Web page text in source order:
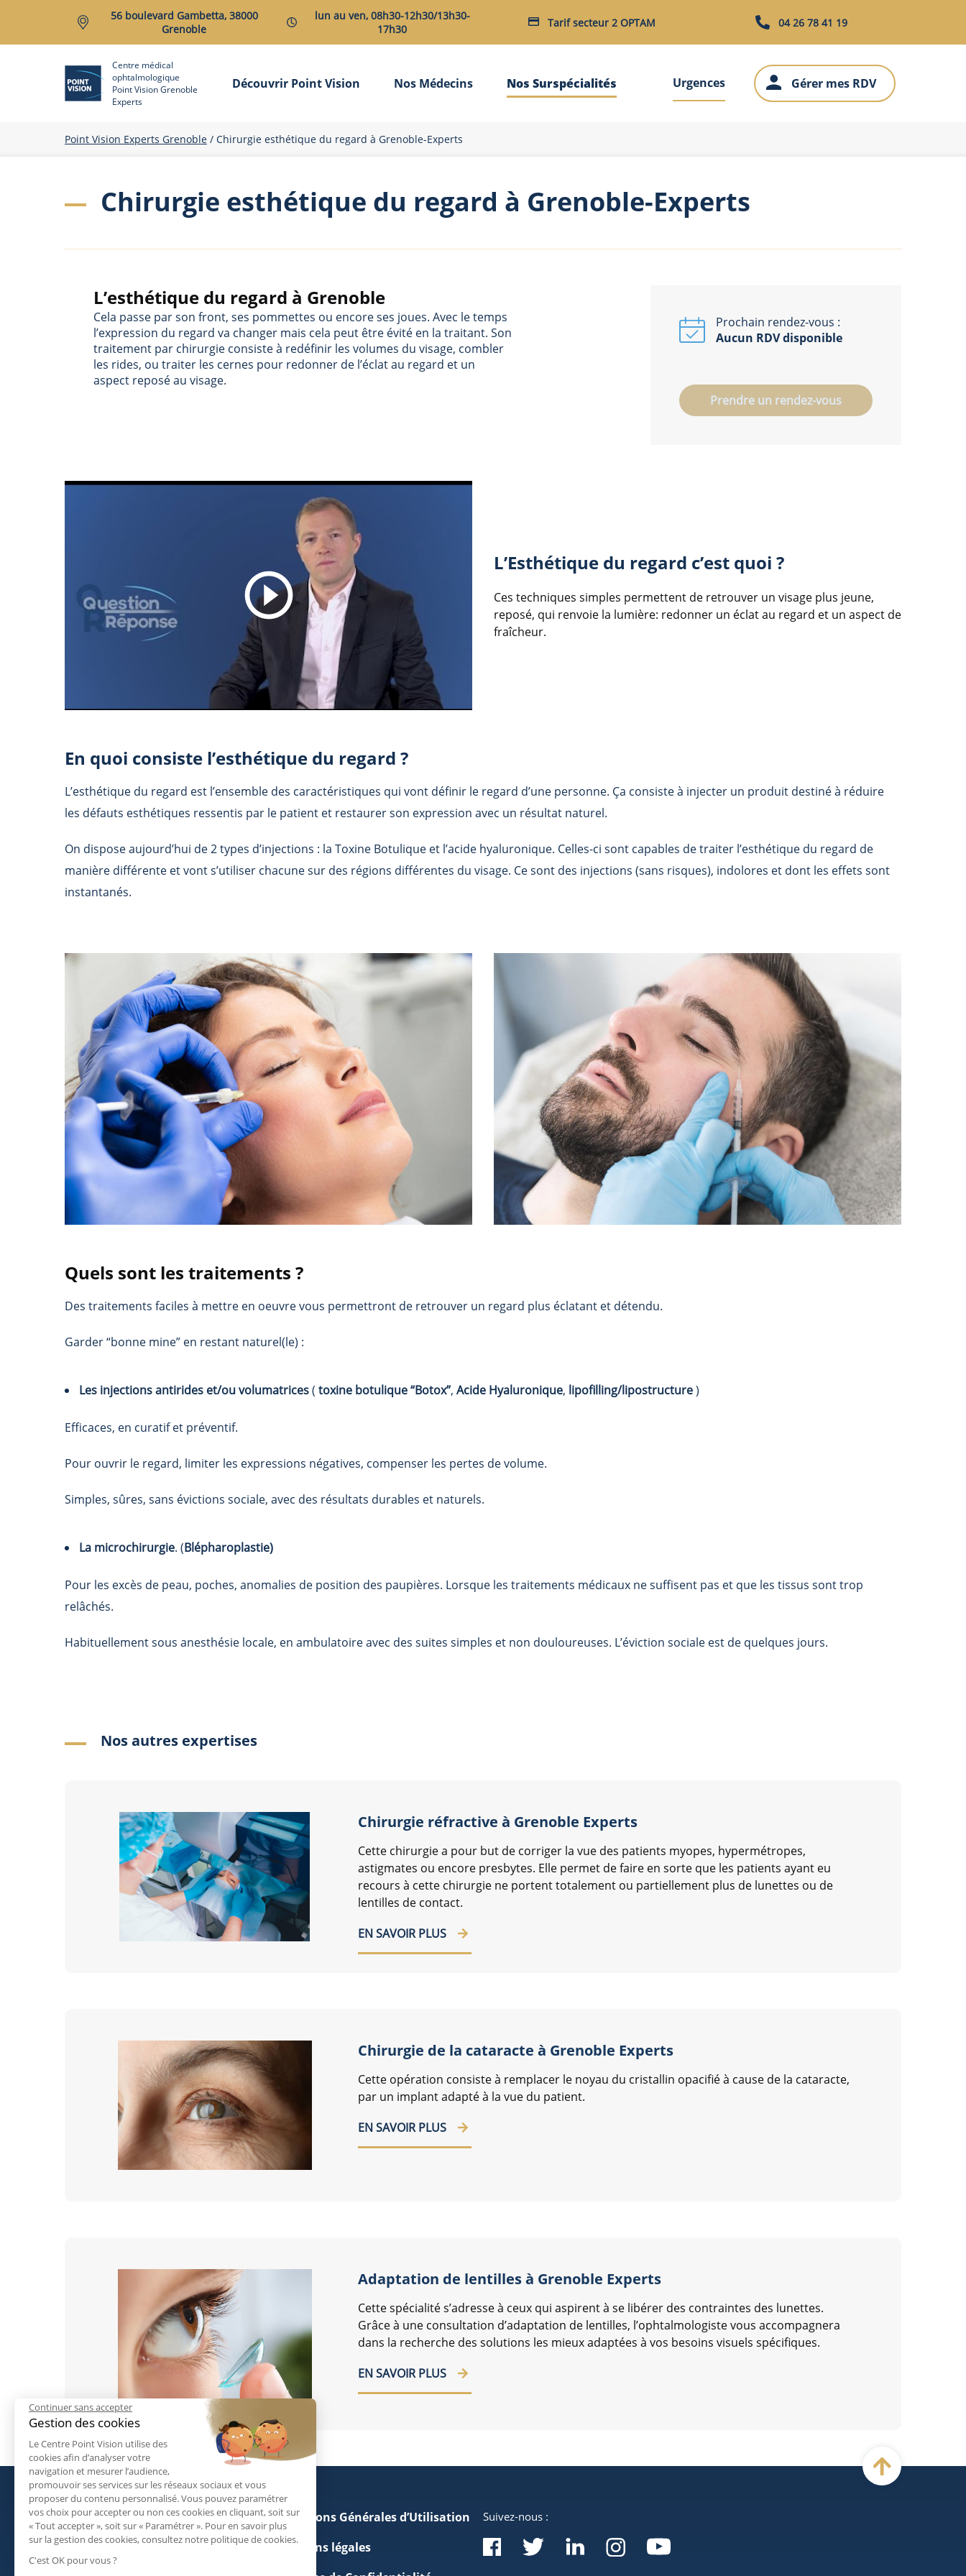
56 boulevard Gambetta, 38000
Grenoble
lun au ven, 08h30-12h30/13h30-
17h30
Tarif secteur 2 OPTAM 04 26 78 41 19
Centre médical
ophtalmologique
Point Vision Grenoble
Experts
Découvrir Point Vision Nos Médecins Nos Surspécialités Urgences Gérer mes RDV
Point Vision Experts Grenoble / Chirurgie esthétique du regard à Grenoble-Experts
Chirurgie esthétique du regard à Grenoble-Experts
L’esthétique du regard à Grenoble
Cela passe par son front, ses pommettes ou encore ses joues. Avec le temps
l’expression du regard va changer mais cela peut être évité en la traitant. Son
traitement par chirurgie consiste à redéfinir les volumes du visage, combler
les rides, ou traiter les cernes pour redonner de l’éclat au regard et un
aspect reposé au visage.
Prochain rendez-vous :
Aucun RDV disponible
Prendre un rendez-vous
L’Esthétique du regard c’est quoi ?
Ces techniques simples permettent de retrouver un visage plus jeune,
reposé, qui renvoie la lumière: redonner un éclat au regard et un aspect de
fraîcheur.
En quoi consiste l’esthétique du regard ?
L’esthétique du regard est l’ensemble des caractéristiques qui vont définir le regard d’une personne. Ça consiste à injecter un produit destiné à réduire
les défauts esthétiques ressentis par le patient et restaurer son expression avec un résultat naturel.
On dispose aujourd’hui de 2 types d’injections : la Toxine Botulique et l’acide hyaluronique. Celles-ci sont capables de traiter l’esthétique du regard de
manière différente et vont s’utiliser chacune sur des régions différentes du visage. Ce sont des injections (sans risques), indolores et dont les effets sont
instantanés.
Quels sont les traitements ?
Des traitements faciles à mettre en oeuvre vous permettront de retrouver un regard plus éclatant et détendu.
Garder “bonne mine” en restant naturel(le) :
Les injections antirides et/ou volumatrices( toxine botulique “Botox”, Acide Hyaluronique, lipofilling/lipostructure)
Efficaces, en curatif et préventif.
Pour ouvrir le regard, limiter les expressions négatives, compenser les pertes de volume.
Simples, sûres, sans évictions sociale, avec des résultats durables et naturels.
La microchirurgie. (Blépharoplastie)
Pour les excès de peau, poches, anomalies de position des paupières. Lorsque les traitements médicaux ne suffisent pas et que les tissus sont trop
relâchés.
Habituellement sous anesthésie locale, en ambulatoire avec des suites simples et non douloureuses. L’éviction sociale est de quelques jours.
Nos autres expertises
Chirurgie réfractive à Grenoble Experts
Cette chirurgie a pour but de corriger la vue des patients myopes, hypermétropes,
astigmates ou encore presbytes. Elle permet de faire en sorte que les patients ayant eu
recours à cette chirurgie ne portent totalement ou partiellement plus de lunettes ou de
lentilles de contact.
EN SAVOIR PLUS
Chirurgie de la cataracte à Grenoble Experts
Cette opération consiste à remplacer le noyau du cristallin opacifié à cause de la cataracte,
par un implant adapté à la vue du patient.
EN SAVOIR PLUS
Adaptation de lentilles à Grenoble Experts
Cette spécialité s’adresse à ceux qui aspirent à se libérer des contraintes des lunettes.
Grâce à une consultation d’adaptation de lentilles, l’ophtalmologiste vous accompagnera
dans la recherche des solutions les mieux adaptées à vos besoins visuels spécifiques.
EN SAVOIR PLUS
Ophtalmologue autour de moi
Conditions Générales d’Utilisation
Informations pratiques
Mentions légales
Suivez-nous :
Continuer sans accepter
Gestion des cookies
Le Centre Point Vision utilise des
cookies afin d’analyser votre
navigation et mesurer l’audience,
promouvoir ses services sur les réseaux sociaux et vous
proposer du contenu personnalisé. Vous pouvez paramétrer
vos choix pour accepter ou non ces cookies en cliquant, soit sur
« Tout accepter », soit sur « Paramétrer ». Pour en savoir plus
sur la gestion des cookies, consultez notre politique de cookies.
C'est OK pour vous ?